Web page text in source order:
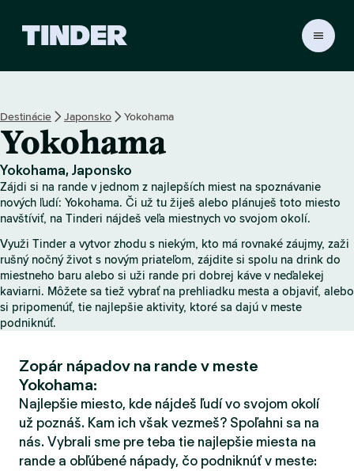
s
k
á
o
b
r
a
o
v
k
a
T
d
r
Destinácie Japonsko Yokohama
Yokohama
Yokohama, Japonsko
Zájdi si na rande v jednom z najlepších miest na spoznávanie
nových ľudí: Yokohama. Či už tu žiješ alebo plánuješ toto miesto
navštíviť, na Tinderi nájdeš veľa miestnych vo svojom okolí.
Využi Tinder a vytvor zhodu s niekým, kto má rovnaké záujmy, zaži
rušný nočný život s novým priateľom, zájdite si spolu na drink do
miestneho baru alebo si uži rande pri dobrej káve v neďalekej
kaviarni. Môžete sa tiež vybrať na prehliadku mesta a objaviť, alebo
si pripomenúť, tie najlepšie aktivity, ktoré sa dajú v meste
podniknúť.
Zopár nápadov na rande v meste
Yokohama:
Najlepšie miesto, kde nájdeš ľudí vo svojom okolí
už poznáš. Kam ich však vezmeš? Spoľahni sa na
nás. Vybrali sme pre teba tie najlepšie miesta na
rande a obľúbené nápady, čo podniknúť v meste: